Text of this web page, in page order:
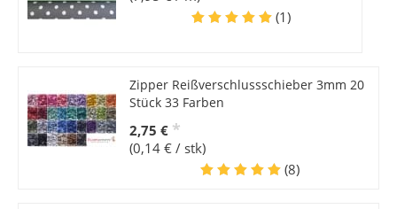
(1)
Zipper Reißverschlussschieber 3mm 20
Stück 33 Farben
2,75 € *
(0,14 € / stk)
(8)